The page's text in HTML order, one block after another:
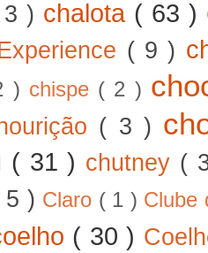
) chalota ( 63 )
( 9 )
) chispe ( 2 )
( 3 )
( 31 ) chutney (
5 ) Claro ( 1 ) Clube
( 30 )